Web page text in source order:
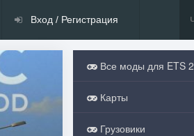
Вход / Регистрация
Все моды для ETS 2
Карты
Грузовики